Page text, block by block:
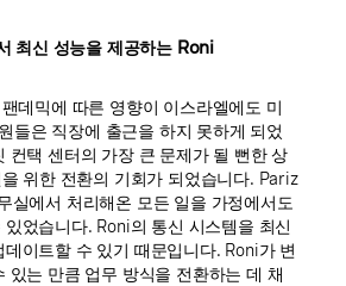
최신 성능을 제공하는 Roni
데믹에 따른 영향이 이스라엘에도 미
들은 직장에 출근을 하지 못하게 되었
컨택 센터의 가장 큰 문제가 될 뻔한 상
위한 전환의 기회가 되었습니다. Pariz
실에서 처리해온 모든 일을 가정에서도
었습니다. Roni의 통신 시스템을 최신
이트할 수 있기 때문입니다. Roni가 변
있는 만큼 업무 방식을 전환하는 데 채